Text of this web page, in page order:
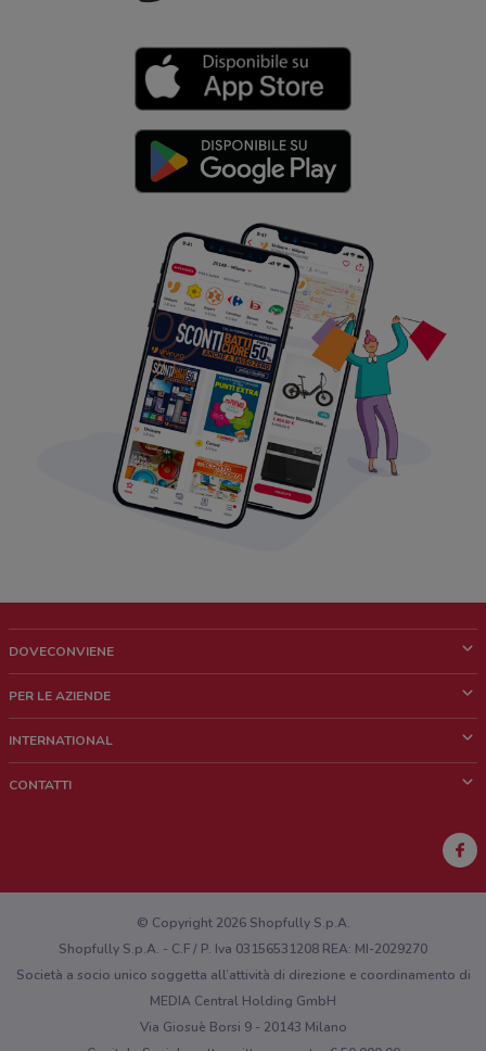
DOVECONVIENE
Chi siamo
Lavora con noi
PER LE AZIENDE
Richieste commerciali e marketing
INTERNATIONAL
CONTATTI
Hai un malfunzionamento sul web o sull'app?
© Copyright 2026 Shopfully S.p.A.
Shopfully S.p.A. - C.F / P. Iva 03156531208 REA: MI-2029270
Società a socio unico soggetta all’attività di direzione e coordinamento di
MEDIA Central Holding GmbH
Via Giosuè Borsi 9 - 20143 Milano